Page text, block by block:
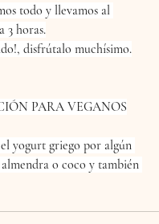
todo y llevamos al
3 horas.
disfrútalo muchísimo.
PARA VEGANOS
yogurt griego por algún
o coco y también